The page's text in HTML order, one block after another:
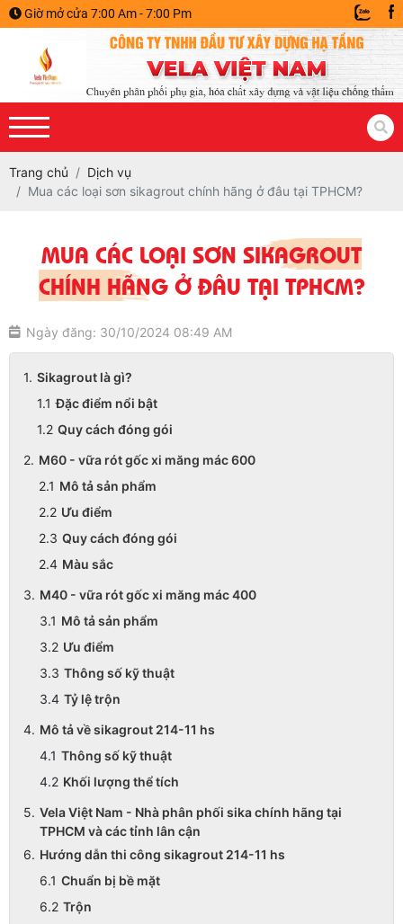
Giờ mở cửa 7:00 Am - 7:00 Pm
Trang chủ
Dịch vụ
Mua các loại sơn sikagrout chính hãng ở đâu tại TPHCM?
MUA CÁC LOẠI SƠN SIKAGROUT
CHÍNH HÃNG Ở ĐÂU TẠI TPHCM?
Ngày đăng: 30/10/2024 08:49 AM
Sikagrout là gì?
Đặc điểm nổi bật
Quy cách đóng gói
M60 - vữa rót gốc xi măng mác 600
Mô tả sản phẩm
Ưu điểm
Quy cách đóng gói
Màu sắc
M40 - vữa rót gốc xi măng mác 400
Mô tả sản phẩm
Ưu điểm
Thông số kỹ thuật
Tỷ lệ trộn
Mô tả về sikagrout 214-11 hs
Thông số kỹ thuật
Khối lượng thể tích
Vela Việt Nam - Nhà phân phối sika chính hãng tại
TPHCM và các tỉnh lân cận
Hướng dẫn thi công sikagrout 214-11 hs
Chuẩn bị bề mặt
Trộn